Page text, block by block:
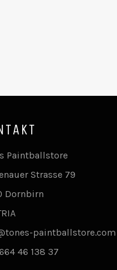
Paintballstore
Strasse 79
Dornbirn
paintballstore.com
46 138 37